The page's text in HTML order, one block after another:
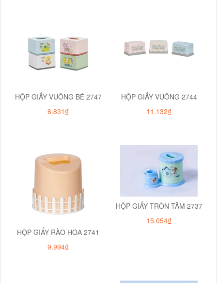
HỘP GIẤY VUÔNG BÉ 2747
6.831₫
HỘP GIẤY VUÔNG 2744
11.132₫
HỘP GIẤY RÀO HOA 2741
9.994₫
HỘP GIẤY TRÒN TĂM 2737
15.054₫